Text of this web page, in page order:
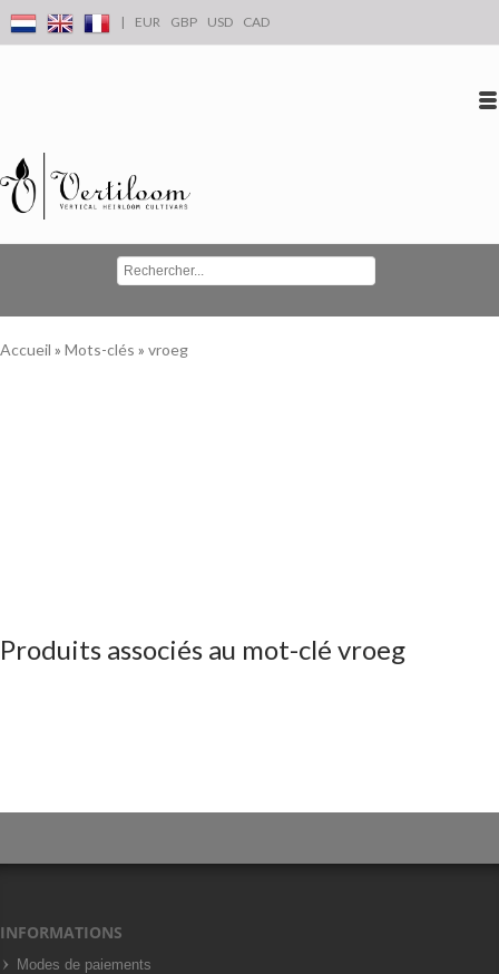
| EUR GBP USD CAD
Accueil » Mots-clés » vroeg
Produits associés au mot-clé vroeg
INFORMATIONS
Modes de paiements